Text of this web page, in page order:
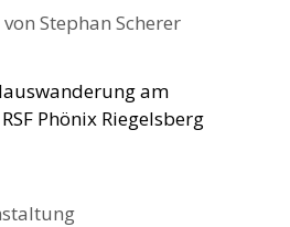
von Stephan Scherer
am
Phönix Riegelsberg